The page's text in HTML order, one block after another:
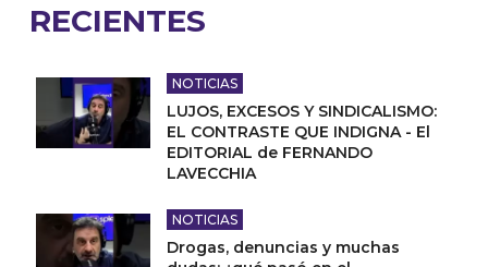
RECIENTES
NOTICIAS
LUJOS, EXCESOS Y SINDICALISMO:
EL CONTRASTE QUE INDIGNA - El
EDITORIAL de FERNANDO
LAVECCHIA
NOTICIAS
Drogas, denuncias y muchas